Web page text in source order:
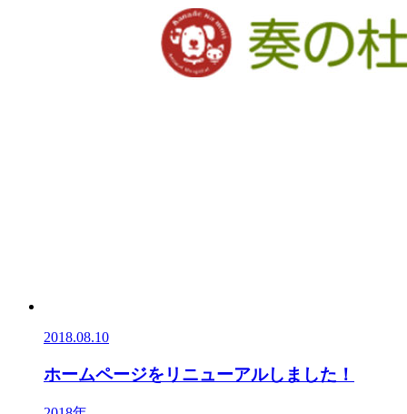
2018.08.10
ホームページをリニューアルしました！